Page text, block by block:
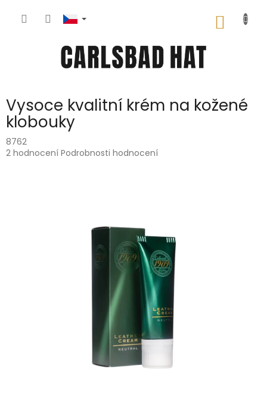
Vysoce kvalitní krém na kožené
klobouky
8762
Průměrné
2 hodnocení Podrobnosti hodnocení